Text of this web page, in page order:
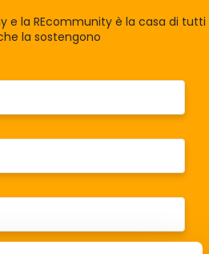
e la REcommunity è la casa di tutti
la sostengono